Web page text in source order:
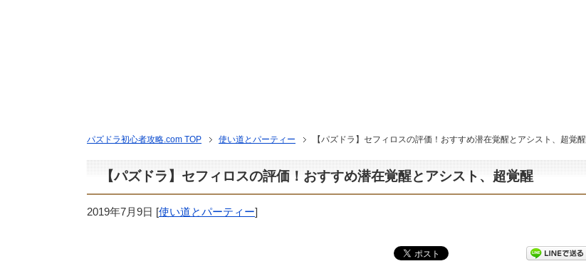
パズドラ初心者攻略.com TOP 使い道とパーティー 【パズドラ】セフィロスの評価！おすすめ潜在覚醒とアシスト、超覚醒
【パズドラ】セフィロスの評価！おすすめ潜在覚醒とアシスト、超覚醒
2019年7月9日 [使い道とパーティー]